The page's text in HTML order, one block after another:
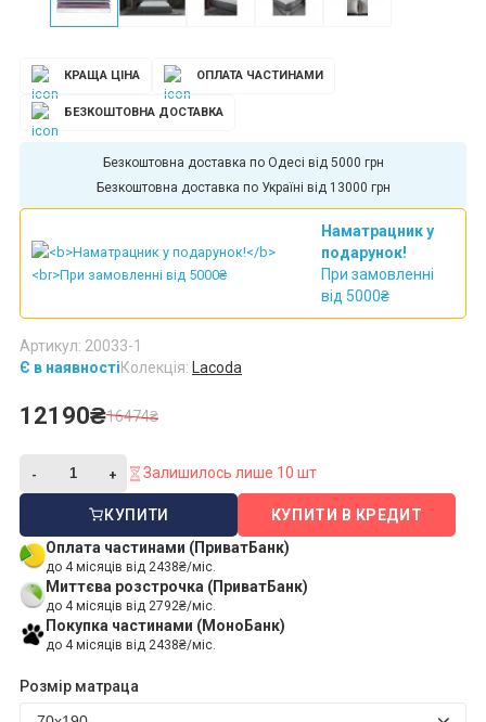
КРАЩА ЦІНА ОПЛАТА ЧАСТИНАМИ
БЕЗКОШТОВНА ДОСТАВКА
Безкоштовна доставка по Україні від 13000 грн
Наматрацник у
подарунок!
При замовленні
від 5000₴
Є в наявностіКолекція: Lacoda
Артикул: 20033-1
12190₴16474₴
Залишилось лише 10 шт
КУПИТИ
Оплата частинами (ПриватБанк)
до 4 місяців від 2438₴/міс.
Миттєва розстрочка (ПриватБанк)
до 4 місяців від 2792₴/міс.
Покупка частинами (МоноБанк)
до 4 місяців від 2438₴/міс.
КУПИТИ В КРЕДИТ
Розмір матраца